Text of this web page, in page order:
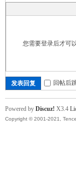
您需要登录后才可
发表回复 回帖后
Powered by Discuz! X3.4
Copyright © 2001-2021,